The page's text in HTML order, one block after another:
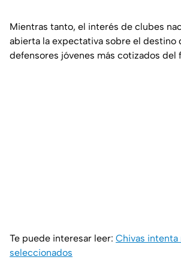
Mientras tanto, el interés de clubes
abierta la expectativa sobre el destino
defensores jóvenes más cotizados del
Te puede interesar leer: Chivas intenta
seleccionados